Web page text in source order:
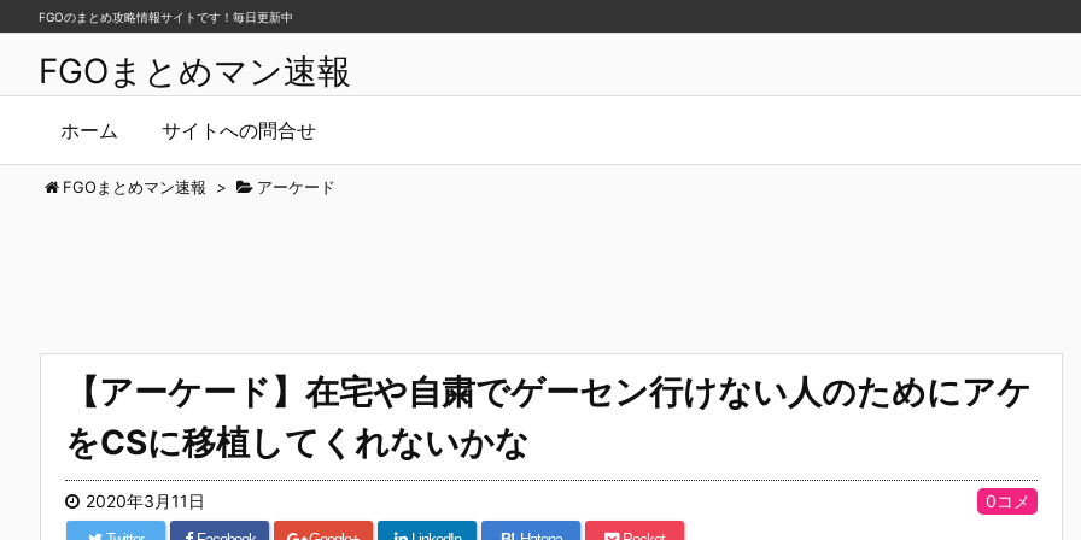
FGOまとめマン速報
ホーム サイトへの問合せ
FGOのまとめ攻略情報サイトです！毎日更新中
FGOまとめマン速報 > アーケード
【アーケード】在宅や自粛でゲーセン行けない人のためにアケ
をCSに移植してくれないかな
2020年3月11日 0コメ